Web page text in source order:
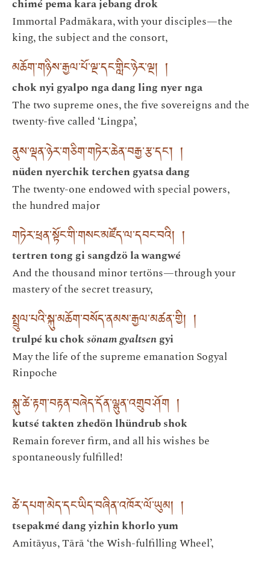
chimé pema kara jebang drok
Immortal Padmākara, with your disciples—the
king, the subject and the consort,
མཆོག་གཉིས་རྒྱལ་པོ་ལྔ་དང་གླིང་ཉེར་ལྔ། །
chok nyi gyalpo nga dang ling nyer nga
The two supreme ones, the five sovereigns and the
twenty-five called ‘Lingpa’,
ནུས་ལྡན་ཉེར་གཅིག་གཏེར་ཆེན་བརྒྱ་རྩ་དང༌། །
nüden nyerchik terchen gyatsa dang
The twenty-one endowed with special powers,
the hundred major
གཏེར་ཕྲན་སྟོང་གི་གསང་མཛོད་ལ་དབང་བའི། །
tertren tong gi sangdzö la wangwé
And the thousand minor tertöns—through your
mastery of the secret treasury,
སྤྲུལ་པའི་སྐུ་མཆོག་བསོད་ནམས་རྒྱལ་མཚན་གྱི། །
trulpé ku choksönam gyaltsengyi
May the life of the supreme emanation Sogyal
Rinpoche
སྐུ་ཚེ་རྟག་བརྟན་བཞེད་དོན་ལྷུན་འགྲུབ་ཤོག །
kutsé takten zhedön lhündrub shok
Remain forever firm, and all his wishes be
spontaneously fulfilled!
ཚེ་དཔག་མེད་དང་ཡིད་བཞིན་འཁོར་ལོ་ཡུམ། །
tsepakmé dang yizhin khorlo yum
Amitāyus, Tārā ‘the Wish-fulfilling Wheel’,